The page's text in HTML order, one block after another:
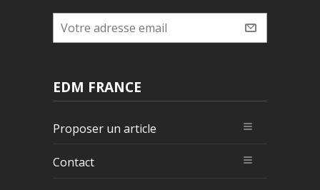
EDM FRANCE
Proposer un article
Contact